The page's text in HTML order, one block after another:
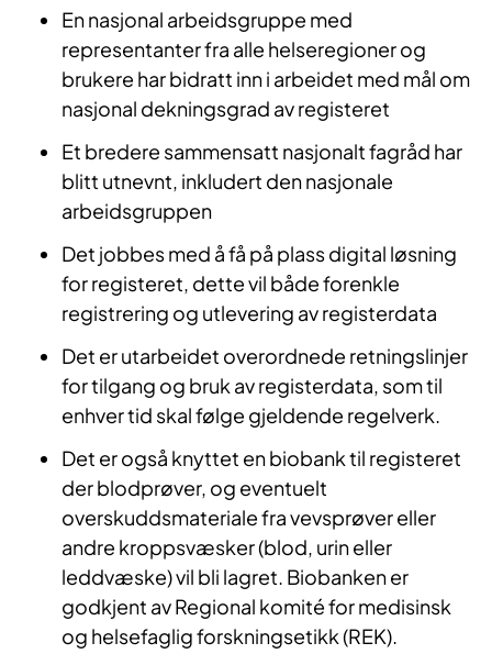
En nasjonal arbeidsgruppe med
representanter fra alle helseregioner og
brukere har bidratt inn i arbeidet med mål om
nasjonal dekningsgrad av registeret
Et bredere sammensatt nasjonalt fagråd har
blitt utnevnt, inkludert den nasjonale
arbeidsgruppen
Det jobbes med å få på plass digital løsning
for registeret, dette vil både forenkle
registrering og utlevering av registerdata
Det er utarbeidet overordnede retningslinjer
for tilgang og bruk av registerdata, som til
enhver tid skal følge gjeldende regelverk.
Det er også knyttet en biobank til registeret
der blodprøver, og eventuelt
overskuddsmateriale fra vevsprøver eller
andre kroppsvæsker (blod, urin eller
leddvæske) vil bli lagret. Biobanken er
godkjent av Regional komité for medisinsk
og helsefaglig forskningsetikk (REK).